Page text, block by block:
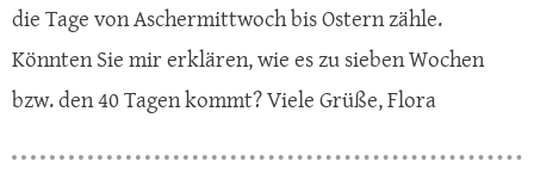
die Tage von Aschermittwoch bis Ostern zähle.
Könnten Sie mir erklären, wie es zu sieben Wochen
bzw. den 40 Tagen kommt? Viele Grüße, Flora